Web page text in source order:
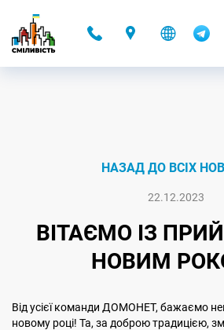
НАЗАД ДО ВСІХ
22.12.2023
ВІТАЄМО ІЗ
НОВИМ
Від усієї команди ДОМОНЕТ, бажаємо
новому році! Та, за доброю традицією,